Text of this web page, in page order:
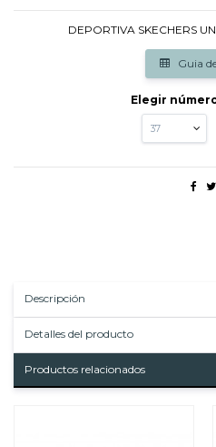
DEPORTIVA SKECHERS
Guia
Elegir
Descripción
Detalles del producto
Productos relacionados